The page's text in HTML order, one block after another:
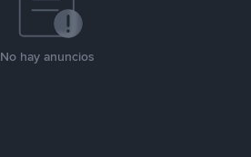
No hay anuncios